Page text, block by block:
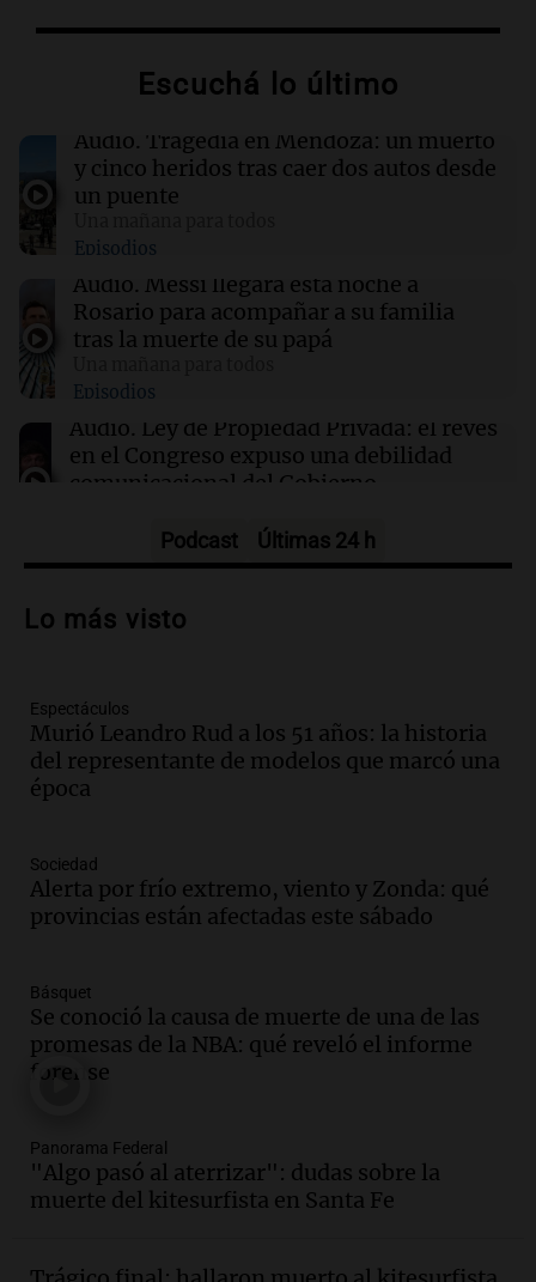
Una nutricionista derribó el mito del
Una mañana para todos
A sus 25 años, Mateo lucha contra el tiempo:
necesita un trasplante para poder seguir
14:00 Sociedad
Casi la mitad de quienes buscan ayuda en
templos lo hace por crisis económica
13:57 Una mañana para todos
Tragedia en Mendoza: un muerto y cinco
heridos tras caer dos autos desde un puente
Escuchá lo último
Audio. Tragedia en Mendoza: un muerto
y cinco heridos tras caer dos autos desde
un puente
Episodios
Audio. Messi llegará esta noche a
Rosario para acompañar a su familia
tras la muerte de su papá
Episodios
Audio. Ley de Propiedad Privada: el revés
en el Congreso expuso una debilidad
comunicacional del Gobierno
Audio.Casabindo se prepara para una
tradicional Toreo de la Vincha
Audio.
"Tres hombres se lo llevaron para
hacerle preguntas y nunca regresó"
Una mañana para todos
Audio.
metros del río Suquía y retiraron hasta
800 kilos de basura por jornada
Audio.La historia de la servilleta que
firmó Jorge Messi para el primer
contrato de Leo con Barcelona
Una mañana para todos
Audio.Joan Gaspart: "Sin Jorge, no sé si
Messi hubiera llegado adonde llegó"
Una mañana para todos
Podcast Últimas 24 h
Lo más visto
Espectáculos
Murió Leandro Rud a los 51 años: la historia
del representante de modelos que marcó una
época
Sociedad
Alerta por frío extremo, viento y Zonda: qué
provincias están afectadas este sábado
Básquet
Se conoció la causa de muerte de una de las
promesas de la NBA: qué reveló el informe
forense
Panorama Federal
"Algo pasó al aterrizar": dudas sobre la
muerte del kitesurfista en Santa Fe